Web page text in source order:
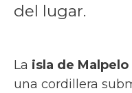
del lugar.
La isla de Malpelo
una cordillera